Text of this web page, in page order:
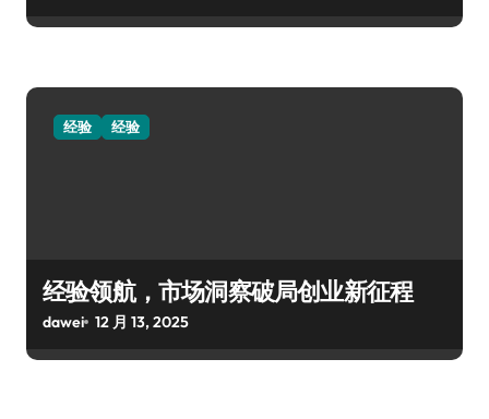
经验 经验
经验领航，市场洞察破局创业新征程
dawei 12 月 13, 2025